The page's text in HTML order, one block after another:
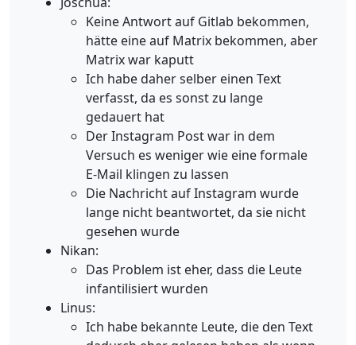
Keine Antwort auf Gitlab bekommen,
hätte eine auf Matrix bekommen, aber
Matrix war kaputt
Ich habe daher selber einen Text
verfasst, da es sonst zu lange
gedauert hat
Der Instagram Post war in dem
Versuch es weniger wie eine formale
E-Mail klingen zu lassen
Die Nachricht auf Instagram wurde
lange nicht beantwortet, da sie nicht
gesehen wurde
Nikan:
Das Problem ist eher, dass die Leute
infantilisiert wurden
Linus:
Ich habe bekannte Leute, die den Text